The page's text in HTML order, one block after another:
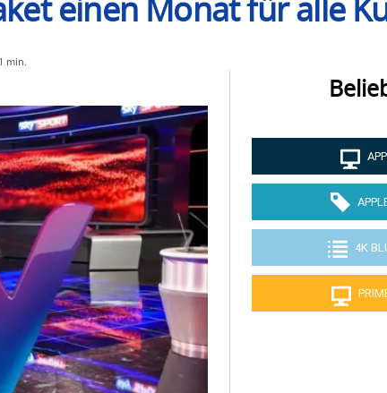
einen Monat für alle
1 min.
4K